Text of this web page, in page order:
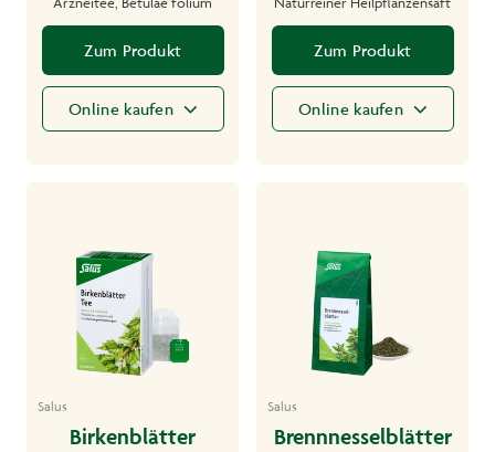
Zum Produkt
Online kaufen
Zum Produkt
Online kaufen
Salus
Birkenblätter
Salus
Brennnesselblätter